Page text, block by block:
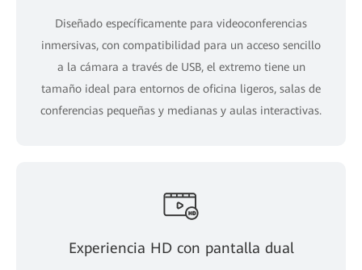
Diseñado específicamente para videoconferencias
inmersivas, con compatibilidad para un acceso sencillo
a la cámara a través de USB, el extremo tiene un
tamaño ideal para entornos de oficina ligeros, salas de
conferencias pequeñas y medianas y aulas interactivas.
Experiencia HD con pantalla dual